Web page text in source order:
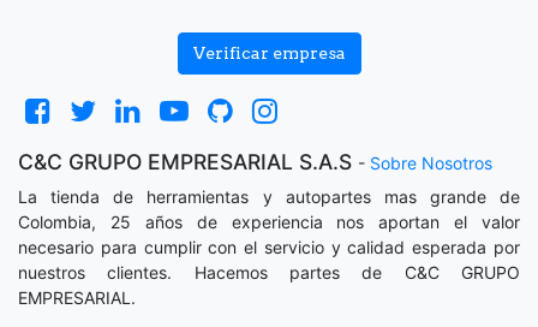
Verificar empresa
C&C GRUPO EMPRESARIAL S.A.S - Sobre Nosotros
La tienda de herramientas y autopartes mas grande de
Colombia, 25 años de experiencia nos aportan el valor
necesario para cumplir con el servicio y calidad esperada por
nuestros clientes. Hacemos partes de C&C GRUPO
EMPRESARIAL.